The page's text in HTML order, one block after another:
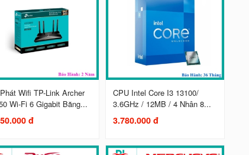
Wifi TP-Link Archer
Wi-Fi 6 Gigabit Băng...
đ
CPU Intel Core I3 13100/
3.6GHz / 12MB / 4 Nhân 8...
3.780.000 đ